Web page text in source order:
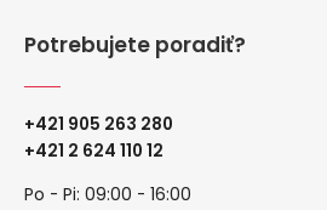
Potrebujete poradiť?
+421 905 263 280
+421 2 624 110 12
Po - Pi: 09:00 - 16:00